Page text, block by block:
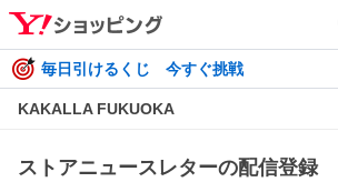
毎日引けるくじ 今すぐ挑戦
KAKALLA FUKUOKA
ストアニュースレターの配信登録